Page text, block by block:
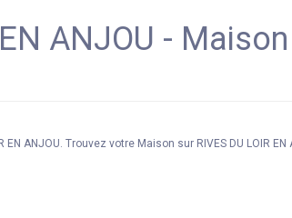
ANJOU. Trouvez votre Maison sur RIVES DU LOIR